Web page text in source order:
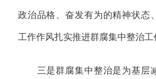
政治品格、奋发有为的精神状态
工作作风扎实推进群腐集中整治工
三是群腐集中整治是为基层